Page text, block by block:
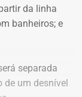
os tempos,
como
onde o
da linha
banheiros; e
separada
de um desnível